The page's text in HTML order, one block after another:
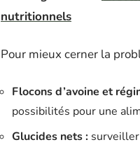
nutritionnels
Pour mieux cerner la
Flocons d’avoine et
possibilités pour une
Glucides nets :